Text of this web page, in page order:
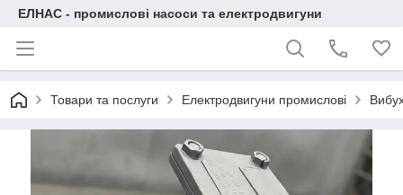
ЕЛНАС - промислові насоси та електродвигуни
Товари та послуги Електродвигуни промислові